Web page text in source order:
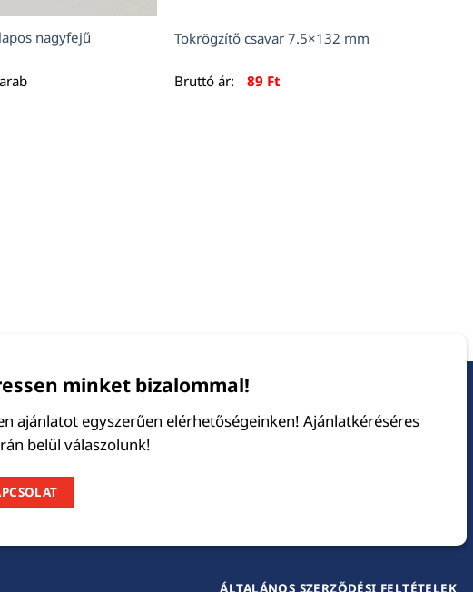
nagyfejű
Tokrögzítő csavar 7.5×132 mm
Bruttó ár: 89 Ft
minket bizalommal!
ajánlatot egyszerűen elérhetőségeinken! Ajánlatkéréséres
belül válaszolunk!
ÁLTALÁNOS SZERZŐDÉSI FELTÉTELEK